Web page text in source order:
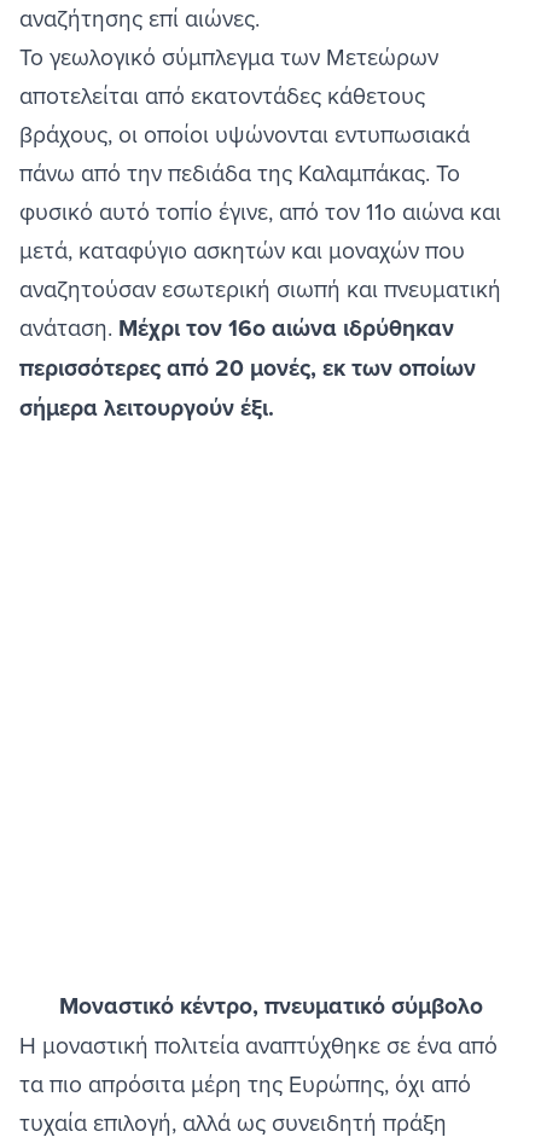
αναζήτησης επί αιώνες.
Το γεωλογικό σύμπλεγμα των Μετεώρων
αποτελείται από εκατοντάδες κάθετους
βράχους, οι οποίοι υψώνονται εντυπωσιακά
πάνω από την πεδιάδα της Καλαμπάκας. Το
φυσικό αυτό τοπίο έγινε, από τον 11ο αιώνα και
μετά, καταφύγιο ασκητών και μοναχών που
αναζητούσαν εσωτερική σιωπή και πνευματική
ανάταση. Μέχρι τον 16ο αιώνα ιδρύθηκαν
περισσότερες από 20 μονές, εκ των οποίων
σήμερα λειτουργούν έξι.
Μοναστικό κέντρο, πνευματικό σύμβολο
Η μοναστική πολιτεία αναπτύχθηκε σε ένα από
τα πιο απρόσιτα μέρη της Ευρώπης, όχι από
τυχαία επιλογή, αλλά ως συνειδητή πράξη